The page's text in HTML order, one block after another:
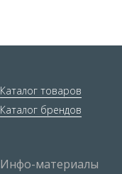
Каталог товаров
Каталог брендов
Инфо-материалы